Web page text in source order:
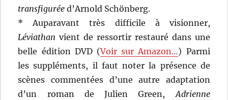
transfigurée d’Arnold Schönberg.
* Auparavant très difficile à visionner,
Léviathan vient de ressortir restauré dans une
belle édition DVD (Voir sur Amazon…) Parmi
les suppléments, il faut noter la présence de
scènes commentées d’une autre adaptation
d’un roman de Julien Green,Adrienne